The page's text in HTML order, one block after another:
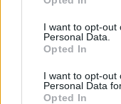
use your data for
consent section.
I want to opt-out
Personal Data.
Opted In
I want to opt-out
Personal Data
Opted In